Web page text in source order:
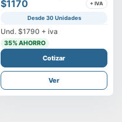
$1170 + IVA
Desde 30 Unidades
Und. $1790 + iva
35% AHORRO
Cotizar
Ver